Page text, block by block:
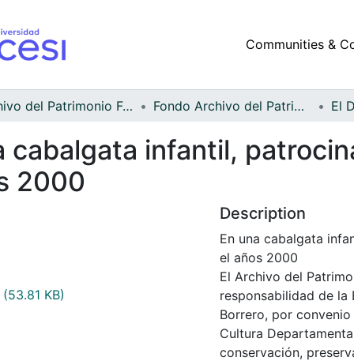
Communities &
Archivo del Patrimonio Fotográfico y Fílmico del Valle del Cauca Fondo Archivo del Patrimonio Fotográfico y Fílmico del Valle del Cauca El
cabalgata infantil,
2000
(53.81 KB)
Description
En una cabalgata
el años 2000
El Archivo del
responsabilidad de la
Borrero, por
Cultura
conservación,